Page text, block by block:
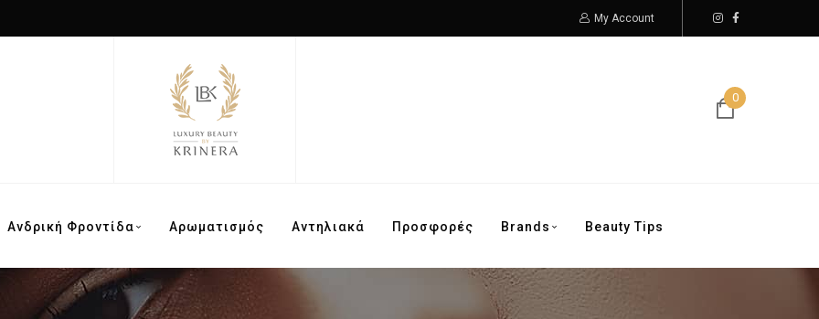
My Account
0
Ανδρική Φροντίδα Αρωματισμός Αντηλιακά Προσφορές Brands Beauty Tips